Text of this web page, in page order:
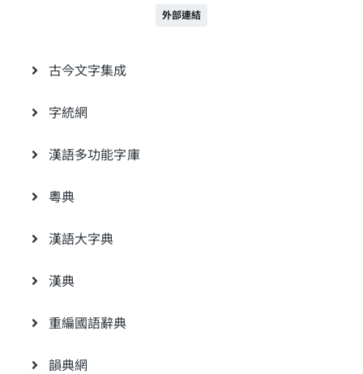
外部連結
古今文字集成
字統網
漢語多功能字庫
粵典
漢語大字典
漢典
重編國語辭典
韻典網